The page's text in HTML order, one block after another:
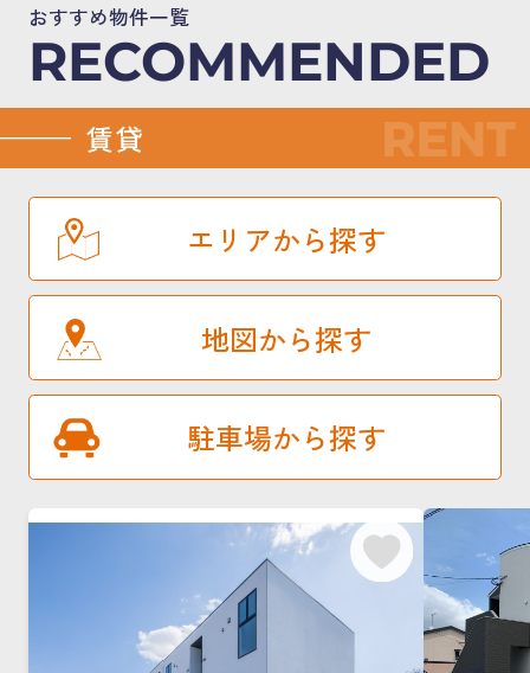
おすすめ物件一覧
RECOMMENDED
賃貸
エリアから探す
地図から探す
駐車場から探す